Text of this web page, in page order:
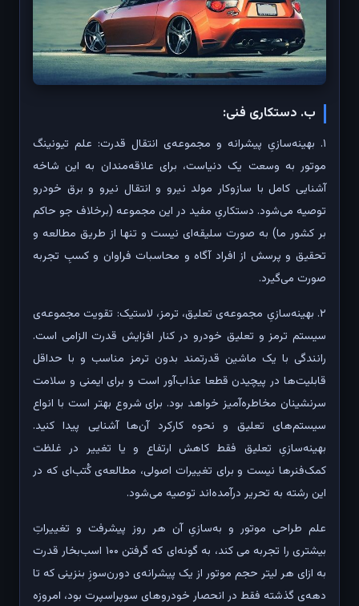
ب. دستکاری فنی:
۱. بهینه‌سازیِ پیشرانه و مجموعه‌ی انتقال قدرت: علم تیونینگ
موتور به وسعت یک دنیاست، برای علاقه‌مندان به این شاخه
آشنایی کامل با سازوکار مولد نیرو و انتقال نیرو و برق خودرو
توصیه می‌شود. دستکاریِ مفید در این مجموعه (برخلاف جو حاکم
بر کشور ما) به صورت سلیقه‌ای نیست و تنها از طریق مطالعه و
تحقیق و پرسش از افراد آگاه و محاسبات فراوان و کسبِ تجربه
صورت می‌گیرد.
۲. بهینه‌سازی‌ِ مجموعه‌ی تعلیق، ترمز، لاستیک: تقویت مجموعه‌ی
سیستم ترمز و تعلیق خودرو در کنار افزایش قدرت الزامی است.
رانندگی با یک ماشین قدرتمند بدون ترمز مناسب و با حداقل
قابلیت‌ها در پیچیدن قطعا عذاب‌آور است و برای ایمنی و سلامت
سرنشینان مخاطره‌آمیز خواهد بود. برای شروع بهتر است با انواع
سیستم‌های تعلیق و نحوه کارکرد آن‌ها آشنایی پیدا کنید.
بهینه‌سازیِ تعلیق فقط کاهش ارتفاع و یا تغییر در غلظت
کمک‌فنرها نیست و برای تغییرات اصولی، مطالعه‌ی کُتب‌ای که در
این رشته به تحریر درآمده‌اند توصیه می‌شود.
علم طراحی موتور و به‌سازیِ آن هر روز پیشرفت و تغییراتِ
بیشتری را تجربه می کند، به گونه‌ای که گرفتن ۱۰۰ اسب‌بخار قدرت
به ازای هر لیتر حجم موتور از یک پیشرانه‌ی دورن‌سوزِ بنزینی که تا
دهه‌ی گذشته فقط در انحصار خودروهای سوپراسپرت بود، امروزه